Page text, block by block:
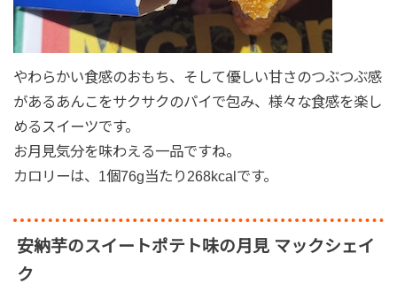
やわらかい食感のおもち、そして優しい甘さのつぶつぶ感
があるあんこをサクサクのパイで包み、様々な食感を楽し
めるスイーツです。
お月見気分を味わえる一品ですね。
カロリーは、1個76g当たり268kcalです。
安納芋のスイートポテト味の月見 マックシェイ
ク